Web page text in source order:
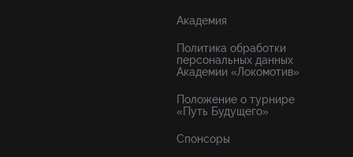
Академия
Политика обработки
персональных данных
Академии «Локомотив»
Положение о турнире
«Путь Будущего»
Спонсоры